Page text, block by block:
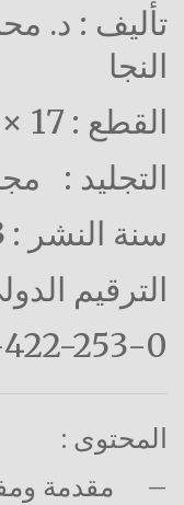
تأليف : د.
النجا
القطع : 17 × 25 سم.
التجليد :
سنة النشر : 2013
الترقيم
253-0
المحتوى :
–
مقدمة